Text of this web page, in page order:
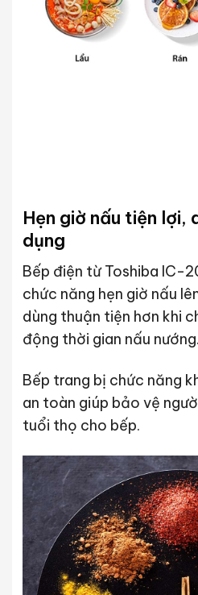
Hẹn giờ nấu tiện lợi,
dụng
Bếp điện từ Toshiba IC-
chức năng hẹn giờ nấu
dùng thuận tiện hơn khi
động thời gian nấu nướng.
Bếp trang bị chức năng
an toàn giúp bảo vệ
tuổi thọ cho bếp.